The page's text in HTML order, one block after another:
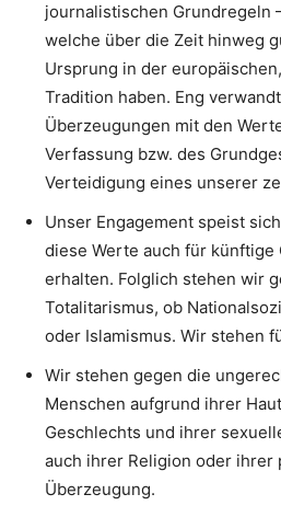
journalistischen Grundregeln
welche über die Zeit hinweg
Ursprung in der
Tradition haben. Eng
Überzeugungen mit den
Verfassung bzw. des
Verteidigung eines unserer
Unser Engagement speist
diese Werte auch für künftige
erhalten. Folglich stehen wir
Totalitarismus, ob
oder Islamismus. Wir stehen
Wir stehen gegen die
Menschen aufgrund ihrer
Geschlechts und ihrer
auch ihrer Religion oder ihrer
Überzeugung.